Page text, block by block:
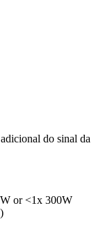
do sinal da
or <1x 300W